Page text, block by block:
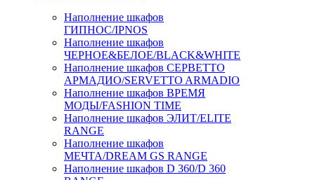
Наполнение шкафов
ГИПНОС/IPNOS
Наполнение шкафов
ЧЕРНОЕ&БЕЛОЕ/BLACK&WHITE
Наполнение шкафов СЕРВЕТТО
АРМАДИО/SERVETTO ARMADIO
Наполнение шкафов ВРЕМЯ
МОДЫ/FASHION TIME
Наполнение шкафов ЭЛИТ/ELITE
RANGE
Наполнение шкафов
МЕЧТА/DREAM GS RANGE
Наполнение шкафов D 360/D 360